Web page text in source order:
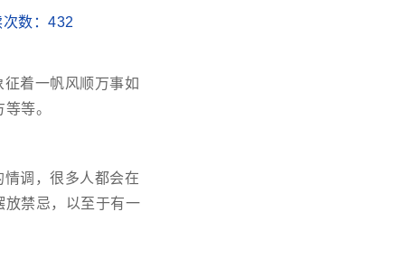
数：432
着一帆风顺万事如
等。
调，很多人都会在
放禁忌，以至于有一